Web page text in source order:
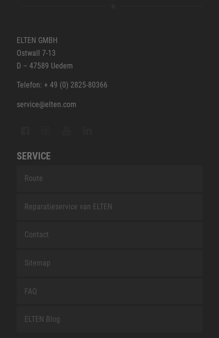
ELTEN GMBH
Ostwall 7-13
D – 47589 Uedem
Telefon: + 49 (0) 2825-80366
service@elten.com
SERVICE
Route
Reparatieservice van ELTEN
Contact
Sitemap
FAQ
ELTEN Blog